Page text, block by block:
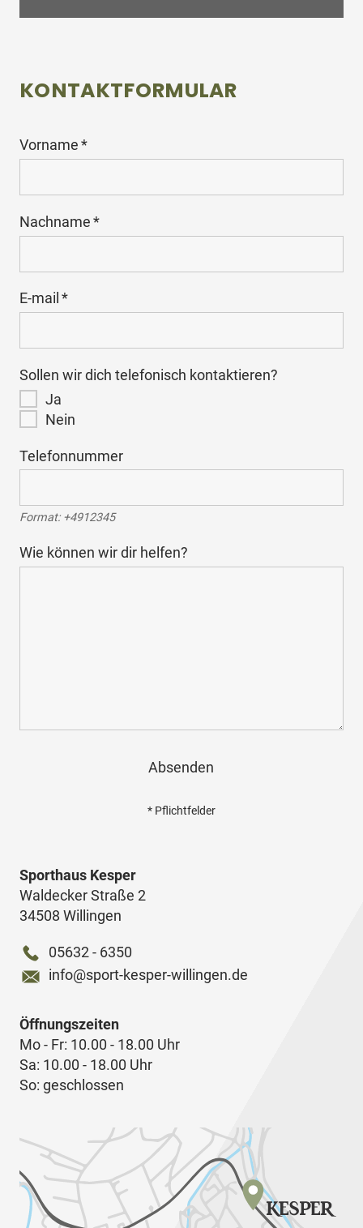
KONTAKTFORMULAR
Vorname
Nachname
E-mail
Sollen wir dich telefonisch kontaktieren?
Ja
Nein
Telefonnummer
Format: +4912345
Wie können wir dir helfen?
Absenden
* Pflichtfelder
Sporthaus Kesper
Waldecker Straße 2
34508 Willingen
05632 - 6350
info@sport-kesper-willingen.de
Öffnungszeiten
Mo - Fr: 10.00 - 18.00 Uhr
Sa: 10.00 - 18.00 Uhr
So: geschlossen